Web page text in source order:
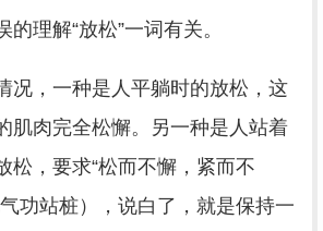
理解“放松”一词有关。
况，一种是人平躺时的放松，这
肌肉完全松懈。另一种是人站着
松，要求“松而不懈，紧而不
功站桩），说白了，就是保持一